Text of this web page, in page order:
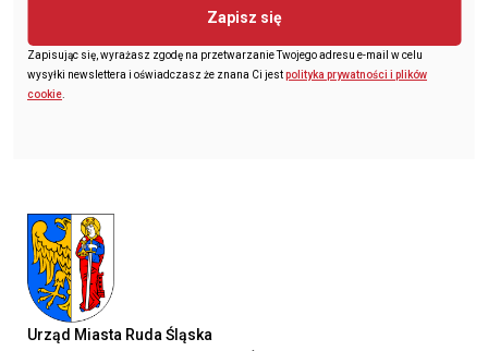
Zapisz się
Zapisując się, wyrażasz zgodę na przetwarzanie Twojego adresu e-mail w celu
wysyłki newslettera i oświadczasz że znana Ci jestpolityka prywatności i plików
cookie.
Urząd Miasta Ruda Śląska